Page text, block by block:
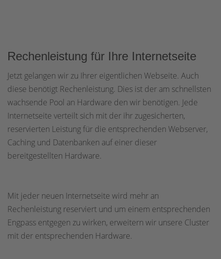
Rechenleistung für Ihre Internetseite
Jetzt gelangen wir zu Ihrer eigentlichen Webseite. Auch
diese benötigt Rechenleistung. Dies ist der am schnellsten
wachsende Pool an Hardware den wir benötigen. Jede
Internetseite verteilt sich mit der ihr zugesicherten,
reservierten Leistung für die entsprechenden Webserver,
Caching und Datenbanken auf einer dieser
bereitgestellten Hardware.
Mit jeder neuen Internetseite wird mehr an
Rechenleistung reserviert und um einem entsprechenden
Engpass entgegen zu wirken, erweitern wir unsere Cluster
mit der entsprechenden Hardware.